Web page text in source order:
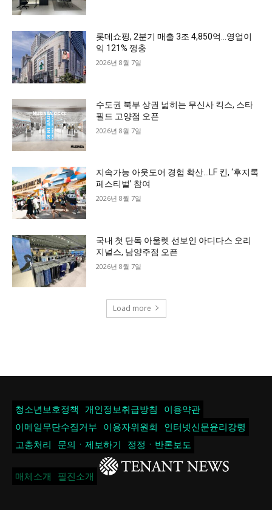
롯데쇼핑, 2분기 매출 3조 4,850억…영업이
익 121% 껑충
2026년 8월 7일
수도권 북부 상권 넓히는 무신사 킥스, 스타
필드 고양점 오픈
2026년 8월 7일
지속가능 아웃도어 경험 확산…LF 킨, ‘후지록
페스티벌’ 참여
2026년 8월 7일
국내 첫 단독 아울렛 선보인 아디다스 오리
지널스, 남양주점 오픈
2026년 8월 7일
Load more
청소년보호정책 개인정보취급방침
이용약관
이메일무단수집거부
이용자위원회
인터넷신문윤리강령
고충처리
문의ㆍ제보하기 정정ㆍ반론보도
매체소개 필진소개